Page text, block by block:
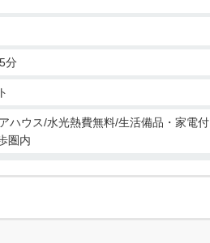
分
ハウス/水光熱費無料/生活備品・家電付
圏内